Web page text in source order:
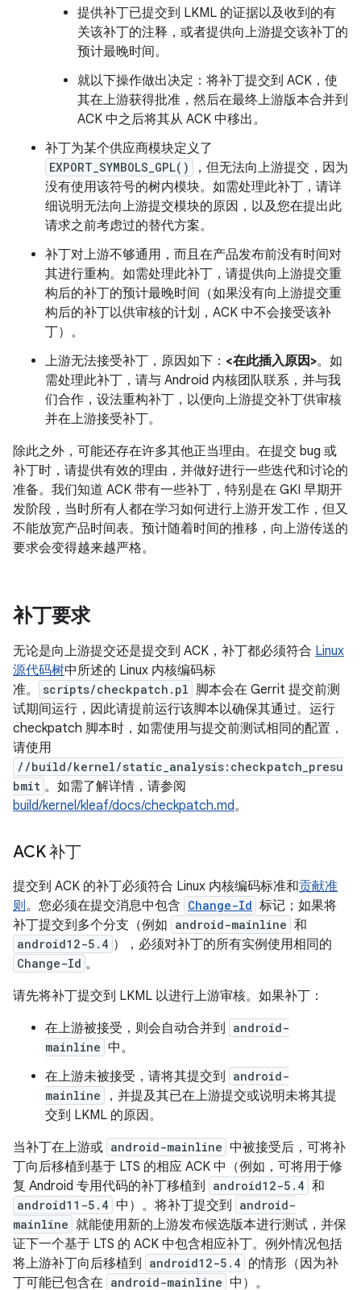
提供补丁已提交到 LKML 的证据以及收到的有
关该补丁的注释，或者提供向上游提交该补丁的
预计最晚时间。
就以下操作做出决定：将补丁提交到 ACK，使
其在上游获得批准，然后在最终上游版本合并到
ACK 中之后将其从 ACK 中移出。
补丁为某个供应商模块定义了
EXPORT_SYMBOLS_GPL()
，但无法向上游提交，因为
没有使用该符号的树内模块。如需处理此补丁，请详
细说明无法向上游提交模块的原因，以及您在提出此
请求之前考虑过的替代方案。
补丁对上游不够通用，而且在产品发布前没有时间对
其进行重构。如需处理此补丁，请提供向上游提交重
构后的补丁的预计最晚时间（如果没有向上游提交重
构后的补丁以供审核的计划，ACK 中不会接受该补
丁）。
上游无法接受补丁，原因如下： <在此插入原因>。如
需处理此补丁，请与 Android 内核团队联系，并与我
们合作，设法重构补丁，以便向上游提交补丁供审核
并在上游接受补丁。
除此之外，可能还存在许多其他正当理由。在提交 bug 或
补丁时，请提供有效的理由，并做好进行一些迭代和讨论的
准备。我们知道 ACK 带有一些补丁，特别是在 GKI 早期开
发阶段，当时所有人都在学习如何进行上游开发工作，但又
不能放宽产品时间表。预计随着时间的推移，向上游传送的
要求会变得越来越严格。
补丁要求
无论是向上游提交还是提交到 ACK，补丁都必须符合 Linux
源代码树中所述的 Linux 内核编码标
准。
scripts/checkpatch.pl 脚本会在 Gerrit 提交前测
试期间运行，因此请提前运行该脚本以确保其通过。运行
checkpatch 脚本时，如需使用与提交前测试相同的配置，
请使用
//build/kernel/static_analysis:checkpatch_presu
bmit 。如需了解详情，请参阅
build/kernel/kleaf/docs/checkpatch.md。
ACK 补丁
提交到 ACK 的补丁必须符合 Linux 内核编码标准和贡献准
则。您必须在提交消息中包含 Change-Id 标记；如果将
补丁提交到多个分支（例如 android-mainline 和
android12-5.4 ），必须对补丁的所有实例使用相同的
Change-Id 。
请先将补丁提交到 LKML 以进行上游审核。如果补丁：
在上游被接受，则会自动合并到
android-
mainline 中。
在上游未被接受，请将其提交到
android-
mainline
，并提及其已在上游提交或说明未将其提
交到 LKML 的原因。
当补丁在上游或 android-mainline 中被接受后，可将补
丁向后移植到基于 LTS 的相应 ACK 中（例如，可将用于修
复 Android 专用代码的补丁移植到
android12-5.4 和
android11-5.4 中）。将补丁提交到
android-
mainline 就能使用新的上游发布候选版本进行测试，并保
证下一个基于 LTS 的 ACK 中包含相应补丁。例外情况包括
将上游补丁向后移植到
android12-5.4 的情形（因为补
丁可能已包含在 android-mainline 中）。